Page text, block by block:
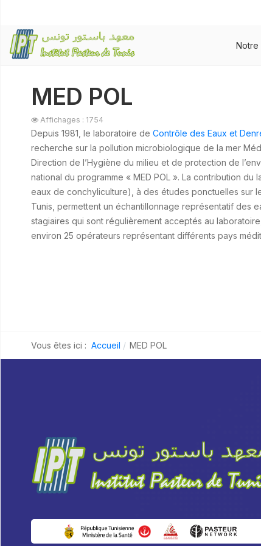
Notre
MED POL
Affichages : 1754
Depuis 1981, le laboratoire de Contrôle des Eaux et
recherche sur la pollution microbiologique de la mer
Direction de l’Hygiène du milieu et de protection de
national du programme « MED POL ». La contribution
eaux de conchyliculture), à des études ponctuelles sur
Tunis, permettent un échantillonnage représentatif des
stagiaires qui sont régulièrement acceptés au
environ 25 opérateurs représentant différents pays
Vous êtes ici : Accueil MED POL